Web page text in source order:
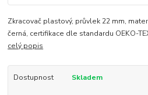
Zkracovač plastový, průvlek 22 mm,
černá, certifikace dle standardu OEKO-
celý popis
Dostupnost Skladem